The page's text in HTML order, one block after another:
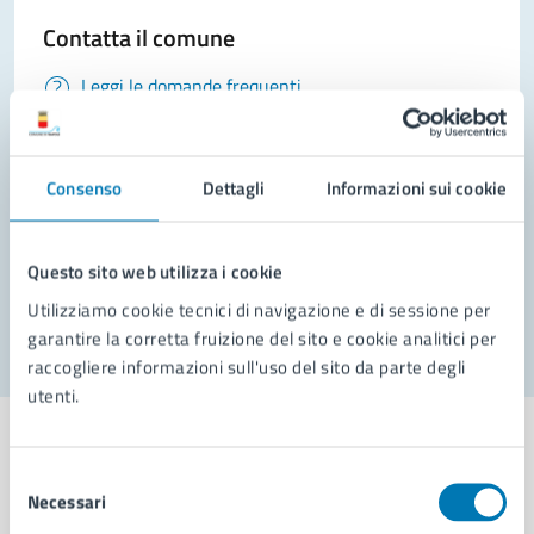
Consenso Dettagli Informazioni sui cookie
Questo sito web utilizza i cookie
Utilizziamo cookie tecnici di navigazione e di sessione per
garantire la corretta fruizione del sito e cookie analitici per
raccogliere informazioni sull'uso del sito da parte degli
utenti.
delNecessari
Contatta il comune
Leggi le domande frequenti
Prenota appuntamento